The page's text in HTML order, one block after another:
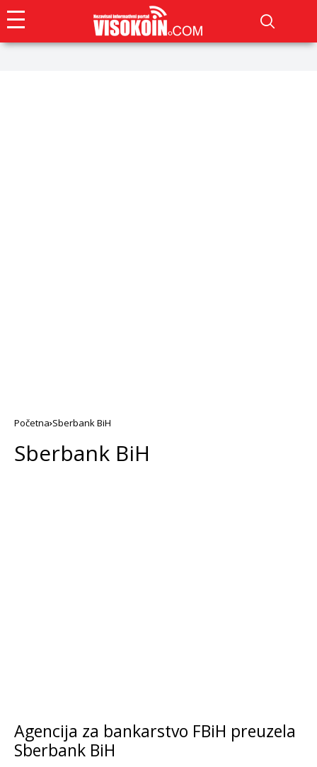
Početna Sberbank BiH
Sberbank BiH
Agencija za bankarstvo FBiH preuzela
Sberbank BiH